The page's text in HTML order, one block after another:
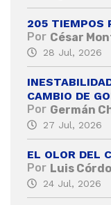
205 TIEMPOS
Por César
28 Jul, 2026
CAMBIO DE
Por Germán
27 Jul, 2026
EL OLOR DEL
Por Luis
24 Jul, 2026